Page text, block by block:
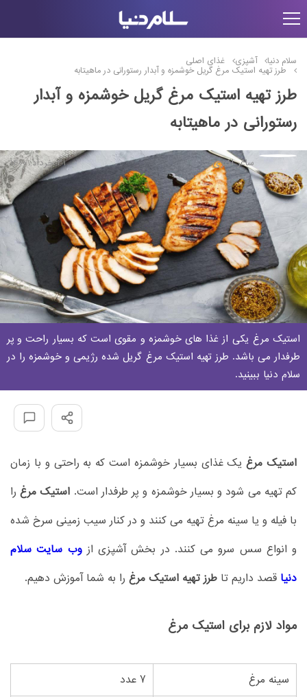
سلام دنیا آشپزی غذای اصلی
طرز تهیه استیک مرغ گریل خوشمزه و آبدار رستورانی در ماهیتابه
طرز تهیه استیک مرغ گریل خوشمزه و آبدار
رستورانی در ماهیتابه
ساغر اکبری 31 خرداد, 1400
استیک مرغ یکی از غذا های خوشمزه و مقوی است که بسیار راحت و پر
طرفدار می باشد. طرز تهیه استیک مرغ گریل شده رژیمی و خوشمزه را در
سلام دنیا ببینید.
استیک مرغیک غذای بسیار خوشمزه است که به راحتی و با زمان
کم تهیه می شود و بسیار خوشمزه و پر طرفدار است. استیک مرغرا
با فیله و یا سینه مرغ تهیه می کنند و در کنار سیب زمینی سرخ شده
و انواع سس سرو می کنند. در بخش آشپزی ازوب سایت سلام
دنیا قصد داریم تا طرز تهیه استیک مرغ را به شما آموزش دهیم.
مواد لازم برای استیک مرغ
سینه مرغ
7 عدد